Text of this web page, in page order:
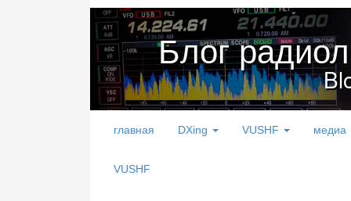
Блог
главная DXing VUSHF медиа
VUSHF